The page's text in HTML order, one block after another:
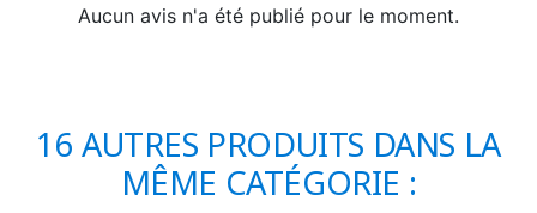
Aucun avis n'a été publié pour le moment.
16 AUTRES PRODUITS DANS LA
MÊME CATÉGORIE :